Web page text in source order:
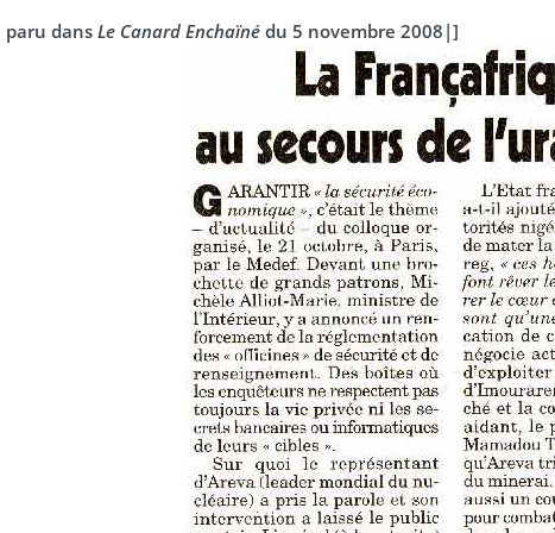
paru dansLe Canard Enchaïné du 5 novembre 2008|]